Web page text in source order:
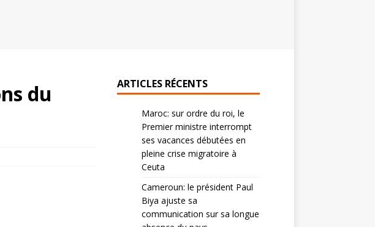
du
ARTICLES RÉCENTS
Maroc: sur ordre du roi, le
Premier ministre interrompt
ses vacances débutées en
pleine crise migratoire à
Ceuta
Cameroun: le président Paul
Biya ajuste sa
communication sur sa longue